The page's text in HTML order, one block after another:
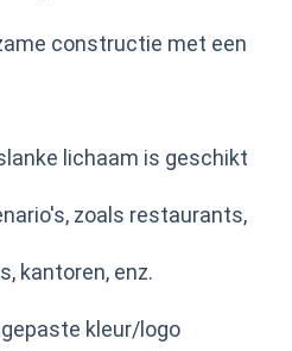
constructie met een
lichaam is geschikt
zoals restaurants,
kantoren, enz.
kleur/logo